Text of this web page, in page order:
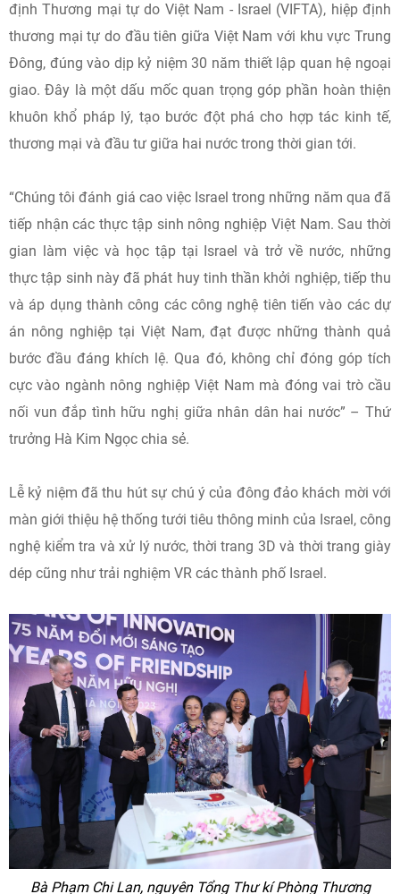
định Thương mại tự do Việt Nam - Israel (VIFTA), hiệp định
thương mại tự do đầu tiên giữa Việt Nam với khu vực Trung
Đông, đúng vào dịp kỷ niệm 30 năm thiết lập quan hệ ngoại
giao. Đây là một dấu mốc quan trọng góp phần hoàn thiện
khuôn khổ pháp lý, tạo bước đột phá cho hợp tác kinh tế,
thương mại và đầu tư giữa hai nước trong thời gian tới.
“Chúng tôi đánh giá cao việc Israel trong những năm qua đã
tiếp nhận các thực tập sinh nông nghiệp Việt Nam. Sau thời
gian làm việc và học tập tại Israel và trở về nước, những
thực tập sinh này đã phát huy tinh thần khởi nghiệp, tiếp thu
và áp dụng thành công các công nghệ tiên tiến vào các dự
án nông nghiệp tại Việt Nam, đạt được những thành quả
bước đầu đáng khích lệ. Qua đó, không chỉ đóng góp tích
cực vào ngành nông nghiệp Việt Nam mà đóng vai trò cầu
nối vun đắp tình hữu nghị giữa nhân dân hai nước” – Thứ
trưởng Hà Kim Ngọc chia sẻ.
Lễ kỷ niệm đã thu hút sự chú ý của đông đảo khách mời với
màn giới thiệu hệ thống tưới tiêu thông minh của Israel, công
nghệ kiểm tra và xử lý nước, thời trang 3D và thời trang giày
dép cũng như trải nghiệm VR các thành phố Israel.
Bà Phạm Chi Lan, nguyên Tổng Thư kí Phòng Thương